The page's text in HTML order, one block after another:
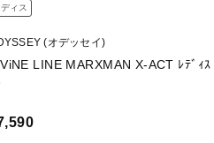
ィス
(オデッセイ)
LINE MARXMAN X-ACT ﾚﾃﾞｨｽ